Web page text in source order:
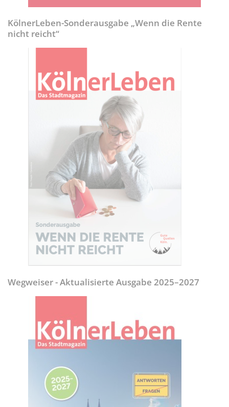
KölnerLeben-Sonderausgabe „Wenn die Rente
nicht reicht“
Wegweiser - Aktualisierte Ausgabe 2025–2027